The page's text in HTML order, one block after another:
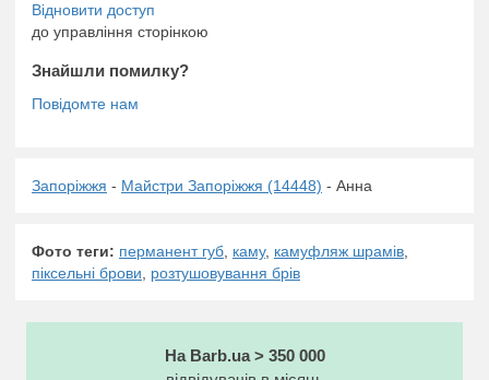
до управління сторінкою
Знайшли помилку?
Запоріжжя - Майстри Запоріжжя (14448) - Анна
Фото теги: перманент губ, каму, камуфляж шрамів,
піксельні брови, розтушовування брів
На Barb.ua > 350 000